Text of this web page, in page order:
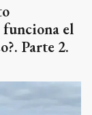
funciona el
Parte 2.